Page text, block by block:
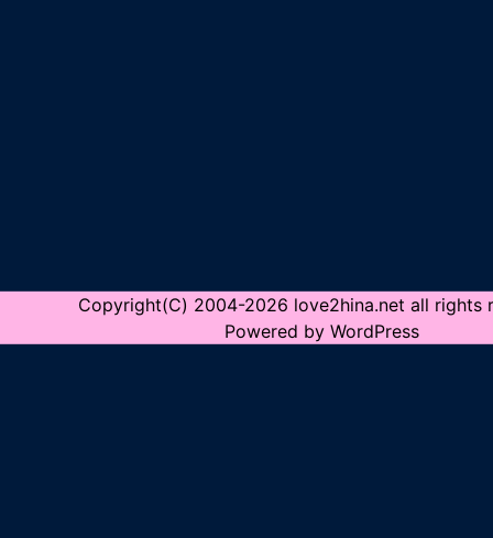
Copyright(C) 2004-2026 love2hina.net all rights
Powered by WordPress